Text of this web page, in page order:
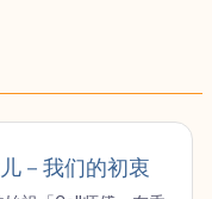
－我们的初衷